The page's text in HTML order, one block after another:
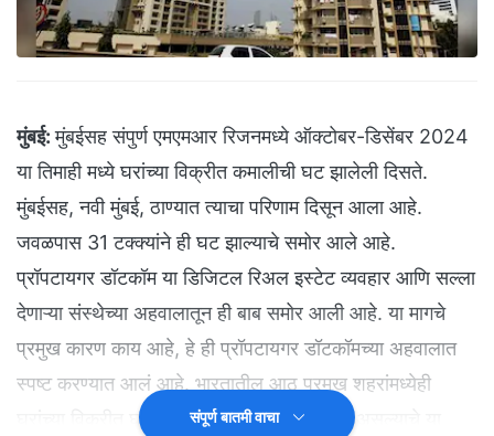
मुंबई: मुंबईसह संपुर्ण एमएमआर रिजनमध्ये ऑक्टोबर-डिसेंबर 2024
या तिमाही मध्ये घरांच्या विक्रीत कमालीची घट झालेली दिसते.
मुंबईसह, नवी मुंबई, ठाण्यात त्याचा परिणाम दिसून आला आहे.
जवळपास 31 टक्क्यांने ही घट झाल्याचे समोर आले आहे.
प्रॉपटायगर डॉटकॉम या डिजिटल रिअल इस्टेट व्यवहार आणि सल्ला
देणाऱ्या संस्थेच्या अहवालातून ही बाब समोर आली आहे. या मागचे
प्रमुख कारण काय आहे, हे ही प्रॉपटायगर डॉटकॉमच्या अहवालात
स्पष्ट करण्यात आलं आहे. भारतातील आठ प्रमुख शहरांमध्येही
घरांच्या विक्रीत घट झाली आहे. ही घट 26 टक्के असल्याचे या
संपूर्ण बातमी वाचा